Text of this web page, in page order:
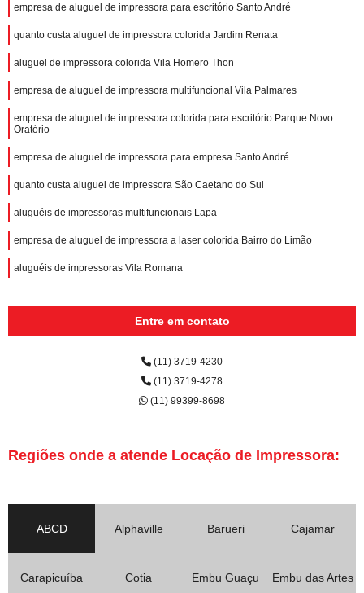
empresa de aluguel de impressora para escritório Santo André
quanto custa aluguel de impressora colorida Jardim Renata
aluguel de impressora colorida Vila Homero Thon
empresa de aluguel de impressora multifuncional Vila Palmares
empresa de aluguel de impressora colorida para escritório Parque Novo
Oratório
empresa de aluguel de impressora para empresa Santo André
quanto custa aluguel de impressora São Caetano do Sul
aluguéis de impressoras multifuncionais Lapa
empresa de aluguel de impressora a laser colorida Bairro do Limão
aluguéis de impressoras Vila Romana
Entre em contato
(11) 3719-4230
(11) 3719-4278
(11) 99399-8698
Regiões onde a atende Locação de Impressora:
ABCD Alphaville Barueri Cajamar
Carapicuíba Cotia Embu Guaçu Embu das Artes